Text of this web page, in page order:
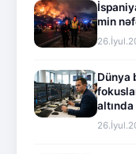
min
Dünya